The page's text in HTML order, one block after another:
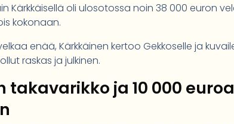
Kärkkäisellä oli ulosotossa noin 38 000 euron
kokonaan.
enää, Kärkkäinen kertoo Gekkoselle ja
raskas ja julkinen.
takavarikko ja 10 000